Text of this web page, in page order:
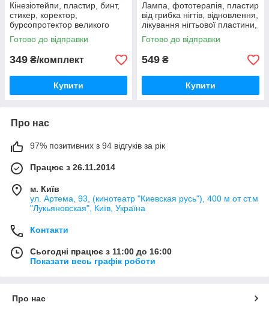
Кінезіотейпи, пластир, бинт,
стикер, коректор,
бурсопротектор великого
пальця стопи, 10 шт.
Готово до відправки
349 ₴/комплект
Купити
Лампа, фототерапія, пластир
від грибка нігтів, відновлення,
лікування нігтьової пластини,
світлолікувальна портативна
з АКБ, 1 шт.
Готово до відправки
549 ₴
Купити
Про нас
97% позитивних з 94 відгуків за рік
Працює з 26.11.2014
м. Київ
ул. Артема, 93, (кинотеатр "Киевская русь"), 400 м от ст.м
"Лукьяновская", Київ, Україна
Контакти
Сьогодні працює з 11:00 до 16:00
Показати весь графік роботи
Про нас